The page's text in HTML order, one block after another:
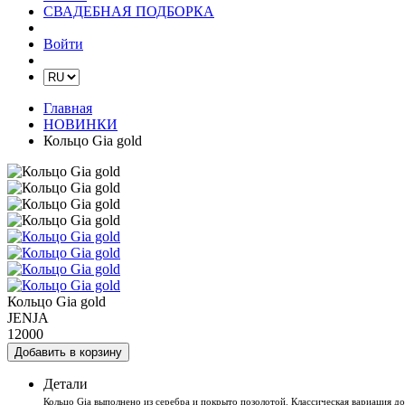
СВАДЕБНАЯ ПОДБОРКА
Войти
Главная
НОВИНКИ
Кольцо Gia gold
Кольцо Gia gold
JENJA
12000
Добавить в корзину
Детали
Кольцо Gia выполнено из серебра и покрыто позолотой. Классическая